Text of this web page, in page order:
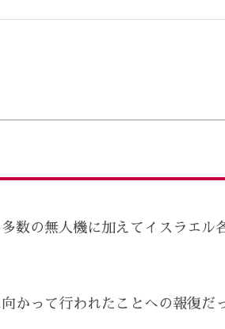
数の無人機に加えてイスラエル
かって行われたことへの報復だ